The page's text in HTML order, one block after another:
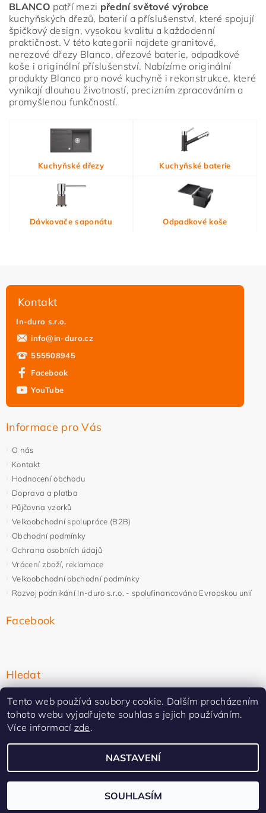
Vložením hodnocení souhlasíte s
podmínkami ochrany
osobních údajů
BLANCO patří mezi přední světové výrobce
kuchyňských dřezů, baterií a příslušenství, které spojují
špičkový design, vysokou kvalitu a každodenní
praktičnost. V této kategorii najdete granitové,
nerezové dřezy Blanco, dřezové baterie, odpadkové
koše i originální příslušenství. Nabízíme originální
produkty Blanco pro nové kuchyně i rekonstrukce, které
vynikají dlouhou životností, precizním zpracováním a
promyšlenou funkčností.
Kuchyňské dřezy Kuchyňské baterie
Dávkovače saponátu Odpadkové koše
Kontakt
In-duro s.r.o.
info@in-duro.cz
555508945
Facebook
YouTube
Informace pro Vás
O nás
Kontakt
Hodnocení obchodu
Doprava a platba
Půjčovna vzorků
Velkoobchodní spolupráce (B2B)
Obchodní podmínky
Ochrana osobních údajů
Vrácení zboží, reklamace
Velkoobchodní obchodní podmínky
Rozvoj podnikání In-duro s.r.o. - spolufinancováno Evropskou unií
Facebook
Hledat
2026 ©In-duro, všechna práva vyhrazenaUpravit nastavení cookies
Vytvořil Shoptet Premium
Tento web používá soubory cookie. Dalším procházením
tohoto webu vyjadřujete souhlas s jejich používáním.
Více informací zde.
NASTAVENÍ
SOUHLASÍM